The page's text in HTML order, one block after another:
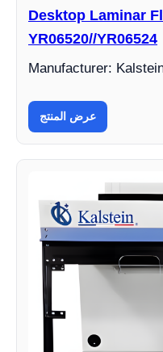
Desktop Laminar
YR06520//YR06524
Manufacturer:
عرض المنتج